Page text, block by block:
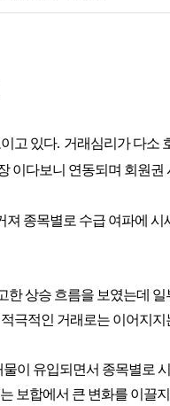
고 있다. 거래심리가 다소
이다보니 연동되며 회원
져 종목별로 수급 여파에 시
한 상승 흐름을 보였는데
극적인 거래로는 이어지지
이 유입되면서 종목별로
보합에서 큰 변화를 이끌